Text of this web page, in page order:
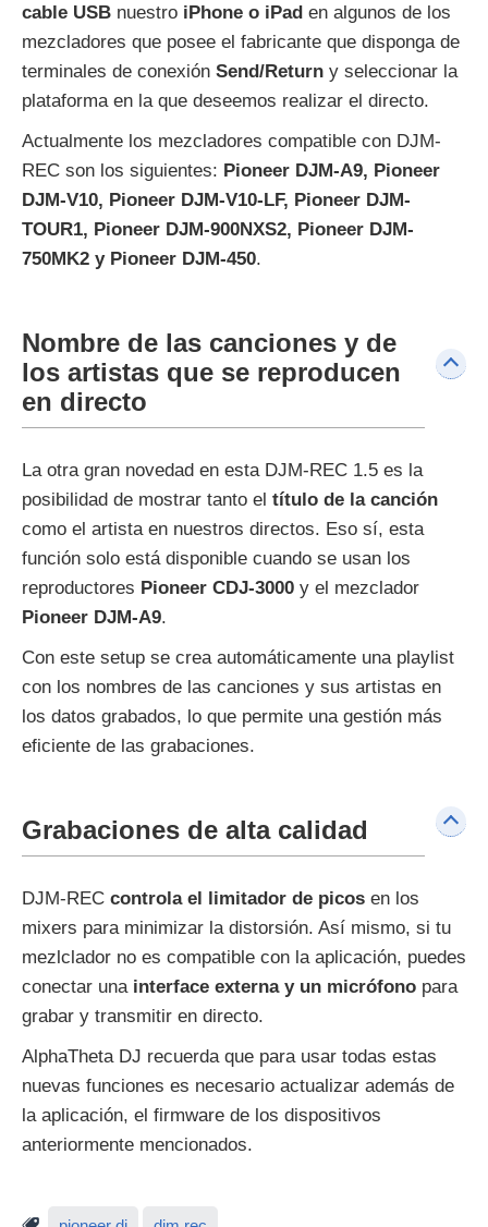
cable USB nuestro iPhone o iPad en algunos de los
mezcladores que posee el fabricante que disponga de
terminales de conexión Send/Return y seleccionar la
plataforma en la que deseemos realizar el directo.
Actualmente los mezcladores compatible con DJM-
REC son los siguientes: Pioneer DJM-A9, Pioneer
DJM-V10, Pioneer DJM-V10-LF, Pioneer DJM-
TOUR1, Pioneer DJM-900NXS2, Pioneer DJM-
750MK2 y Pioneer DJM-450.
Nombre de las canciones y de
los artistas que se reproducen
en directo
La otra gran novedad en esta DJM-REC 1.5 es la
posibilidad de mostrar tanto el título de la canción
como el artista en nuestros directos. Eso sí, esta
función solo está disponible cuando se usan los
reproductores Pioneer CDJ-3000 y el mezclador
Pioneer DJM-A9.
Con este setup se crea automáticamente una playlist
con los nombres de las canciones y sus artistas en
los datos grabados, lo que permite una gestión más
eficiente de las grabaciones.
Grabaciones de alta calidad
DJM-REC controla el limitador de picos en los
mixers para minimizar la distorsión. Así mismo, si tu
mezlclador no es compatible con la aplicación, puedes
conectar una interface externa y un micrófono para
grabar y transmitir en directo.
AlphaTheta DJ recuerda que para usar todas estas
nuevas funciones es necesario actualizar además de
la aplicación, el firmware de los dispositivos
anteriormente mencionados.